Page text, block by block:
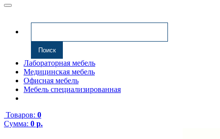
Лабораторная мебель
Медицинская мебель
Офисная мебель
Мебель специализированная
Товаров: 0
Сумма: 0 р.